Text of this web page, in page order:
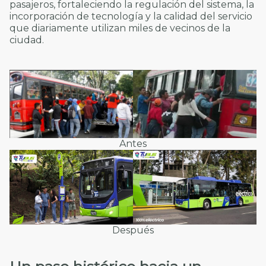
pasajeros, fortaleciendo la regulación del sistema, la
incorporación de tecnología y la calidad del servicio
que diariamente utilizan miles de vecinos de la
ciudad.
Antes
Después